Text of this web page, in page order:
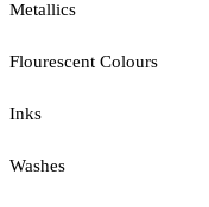
Metallics
Flourescent Colours
Inks
Washes